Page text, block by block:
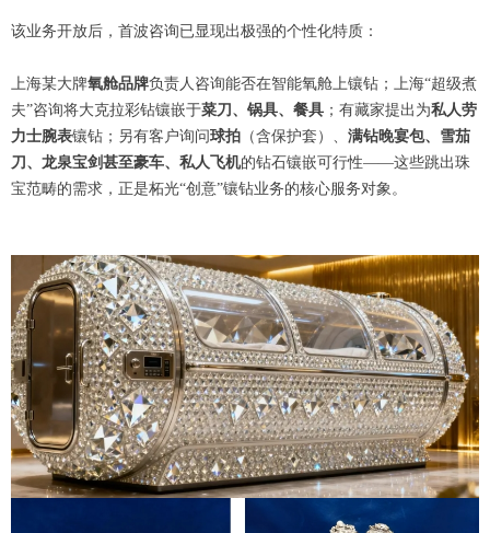
该业务开放后，首波咨询已显现出极强的个性化特质：
上海某大牌氧舱品牌负责人咨询能否在智能氧舱上镶钻；上海“超级煮
夫”咨询将大克拉彩钻镶嵌于菜刀、锅具、餐具 ；有藏家提出为私人劳
力士腕表镶钻；另有客户询问球拍 （含保护套）、 满钻晚宴包、 雪茄
刀、 龙泉宝剑甚至豪车、私人飞机的钻石镶嵌可行性——这些跳出珠
宝范畴的需求，正是柘光“创意”镶钻业务的核心服务对象。